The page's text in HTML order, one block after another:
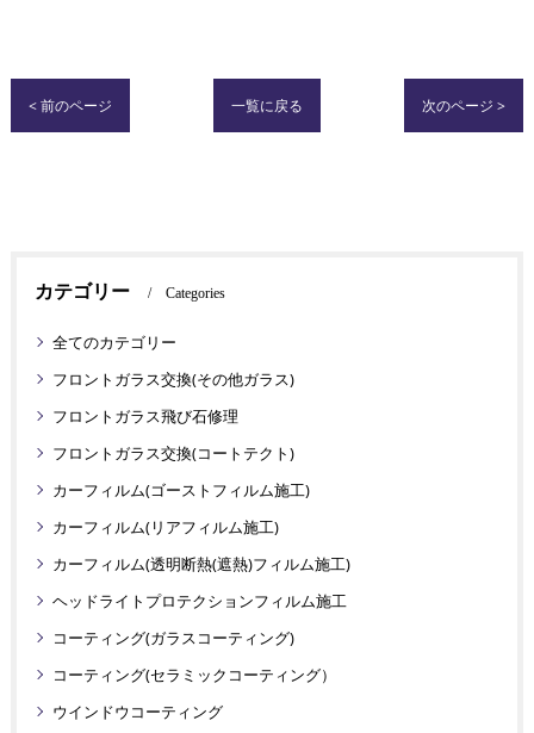
< 前のページ 一覧に戻る 次のページ >
カテゴリー Categories
全てのカテゴリー
フロントガラス交換(その他ガラス)
フロントガラス飛び石修理
フロントガラス交換(コートテクト)
カーフィルム(ゴーストフィルム施工)
カーフィルム(リアフィルム施工)
カーフィルム(透明断熱(遮熱)フィルム施工)
ヘッドライトプロテクションフィルム施工
コーティング(ガラスコーティング)
コーティング(セラミックコーティング）
ウインドウコーティング